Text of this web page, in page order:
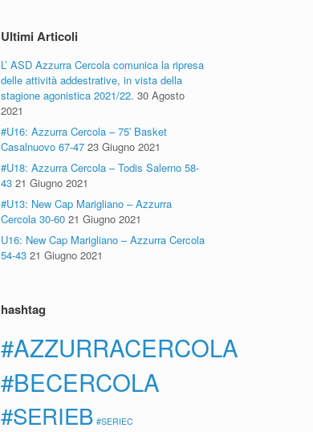
Ultimi Articoli
L’ ASD Azzurra Cercola comunica la ripresa
delle attività addestrative, in vista della
stagione agonistica 2021/22. 30 Agosto
2021
#U16: Azzurra Cercola – 75′ Basket
Casalnuovo 67-47 23 Giugno 2021
#U18: Azzurra Cercola – Todis Salerno 58-
43 21 Giugno 2021
#U13: New Cap Marigliano – Azzurra
Cercola 30-60 21 Giugno 2021
U16: New Cap Marigliano – Azzurra Cercola
54-43 21 Giugno 2021
hashtag
#AZZURRACERCOLA
#BECERCOLA
#SERIEB #SERIEC